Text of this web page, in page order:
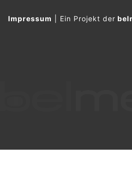
Impressum Ein Projekt der